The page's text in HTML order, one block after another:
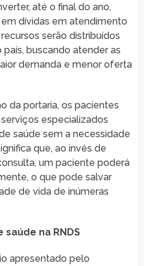
até o final do ano,
dívidas em atendimento
serão distribuídos
buscando atender as
demanda e menor oferta
da portaria, os pacientes
especializados
saúde sem a necessidade
que, ao invés de
um paciente poderá
o que pode salvar
de vida de inúmeras
na RNDS
apresentado pelo